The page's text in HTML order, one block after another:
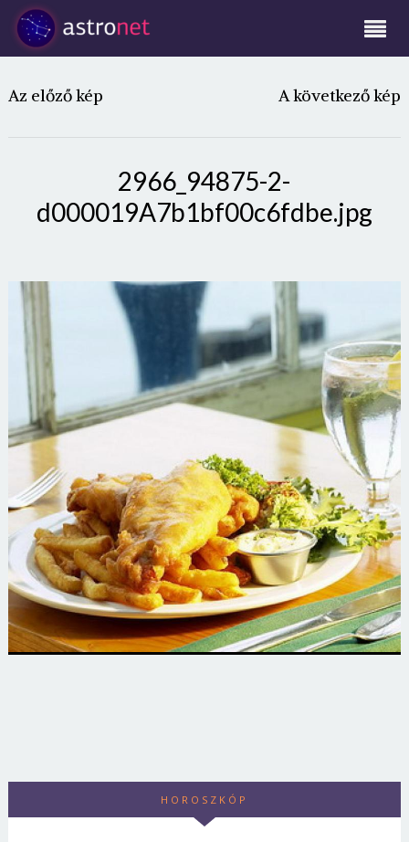
Az előző kép A következő kép
2966_94875-2-
d000019A7b1bf00c6fdbe.jpg
HOROSZKÓP